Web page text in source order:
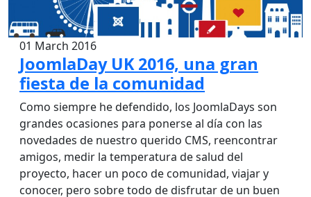
01 March 2016
JoomlaDay UK 2016, una gran
fiesta de la comunidad
Como siempre he defendido, los JoomlaDays son
grandes ocasiones para ponerse al día con las
novedades de nuestro querido CMS, reencontrar
amigos, medir la temperatura de salud del
proyecto, hacer un poco de comunidad, viajar y
conocer, pero sobre todo de disfrutar de un buen